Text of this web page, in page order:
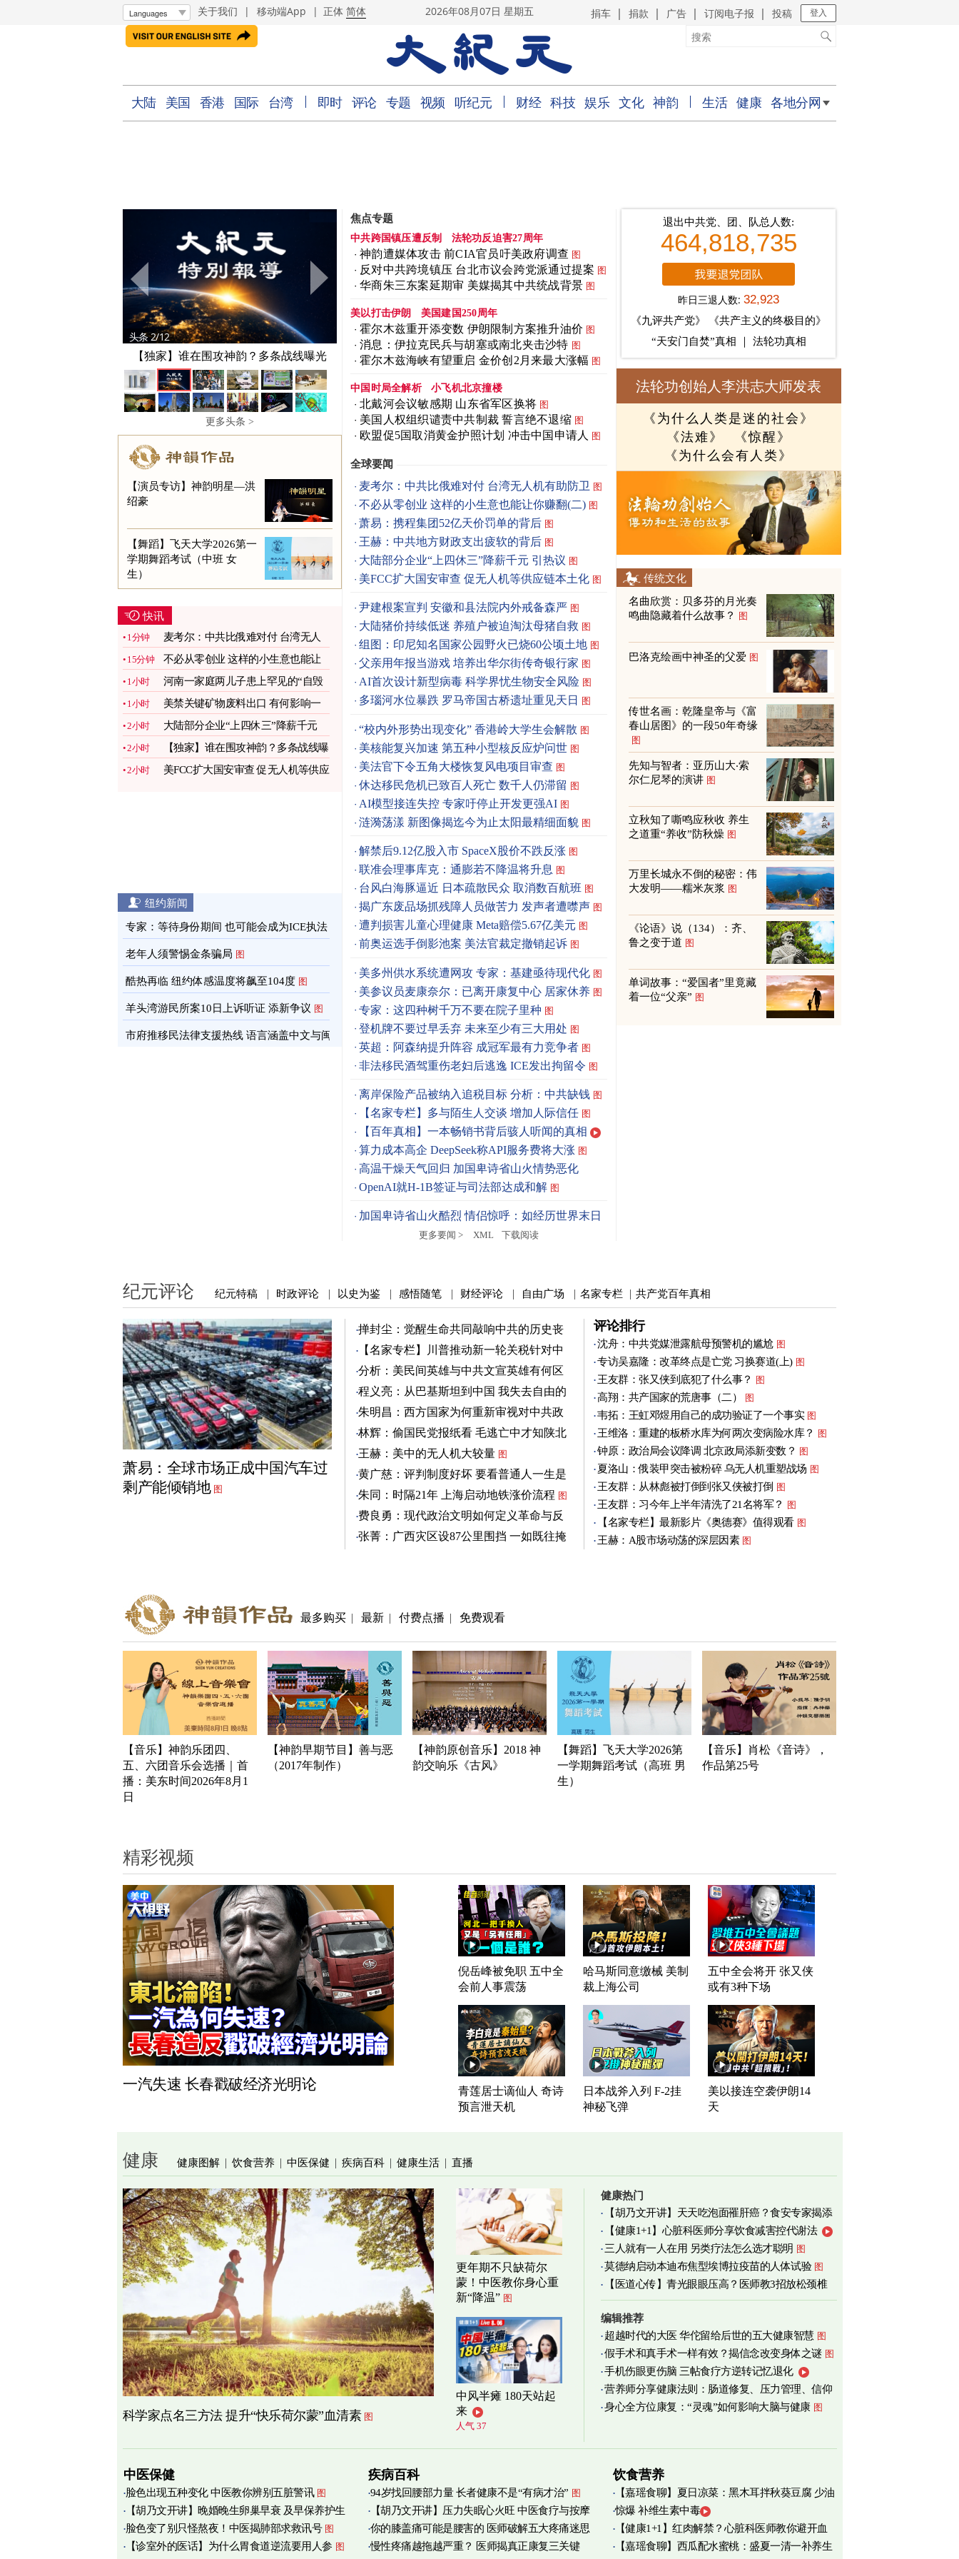
关于我们 | 移动端App | 正体 简体 2026年08月07日 星期五 捐车 捐款 广告 订阅电子报 投稿 登入
大陆 美国 香港 国际 台湾 即时 评论 专题 视频 听纪元 财经 科技 娱乐 文化 神韵 生活 健康 各地分网
头条 2/12
【独家】谁在围攻神韵？多条战线曝光
更多头条 >
【演员专访】神韵明星—洪
绍豪
【舞蹈】飞天大学2026第一
学期舞蹈考试（中班 女
生）
快讯
1分钟
麦考尔：中共比俄难对付 台湾无人
机有助防卫 图
15分钟
不必从零创业 这样的小生意也能让
你赚翻(二) 图
1小时
河南一家庭两儿子患上罕见的“自毁
容貌症” 图
1小时
美禁关键矿物废料出口 有何影响一
文看懂 图
2小时
大陆部分企业“上四休三”降薪千元
引热议 图
2小时
【独家】谁在围攻神韵？多条战线曝
光
2小时
美FCC扩大国安审查 促无人机等供应
纽约新闻
专家：等待身份期间 也可能会成为ICE执法
目标 图
老年人须警惕金条骗局 图
酷热再临 纽约体感温度将飙至104度 图
羊头湾游民所案10日上诉听证 添新争议 图
市府推移民法律支援热线 语言涵盖中文与闽
焦点专题
中共跨国镇压遭反制 法轮功反迫害27周年
神韵遭媒体攻击 前CIA官员吁美政府调查 图
反对中共跨境镇压 台北市议会跨党派通过提案 图
华商朱三东案延期审 美媒揭其中共统战背景 图
美以打击伊朗 美国建国250周年
霍尔木兹重开添变数 伊朗限制方案推升油价 图
消息：伊拉克民兵与胡塞或南北夹击沙特 图
霍尔木兹海峡有望重启 金价创2月来最大涨幅 图
中国时局全解析 小飞机北京撞楼
北戴河会议敏感期 山东省军区换将 图
美国人权组织谴责中共制裁 誓言绝不退缩 图
欧盟促5国取消黄金护照计划 冲击中国申请人 图
全球要闻
麦考尔：中共比俄难对付 台湾无人机有助防卫 图
不必从零创业 这样的小生意也能让你赚翻(二) 图
萧易：携程集团52亿天价罚单的背后 图
王赫：中共地方财政支出疲软的背后 图
大陆部分企业“上四休三”降薪千元 引热议 图
美FCC扩大国安审查 促无人机等供应链本土化 图
尹建根案宣判 安徽和县法院内外戒备森严 图
大陆猪价持续低迷 养殖户被迫淘汰母猪自救 图
组图：印尼知名国家公园野火已烧60公顷土地 图
父亲用年报当游戏 培养出华尔街传奇银行家 图
AI首次设计新型病毒 科学界忧生物安全风险 图
多瑙河水位暴跌 罗马帝国古桥遗址重见天日 图
“校内外形势出现变化” 香港岭大学生会解散 图
美核能复兴加速 第五种小型核反应炉问世 图
美法官下令五角大楼恢复风电项目审查 图
休达移民危机已致百人死亡 数千人仍滞留 图
AI模型接连失控 专家吁停止开发更强AI 图
涟漪荡漾 新图像揭迄今为止太阳最精细面貌 图
解禁后9.12亿股入市 SpaceX股价不跌反涨 图
联准会理事库克：通膨若不降温将升息 图
台风白海豚逼近 日本疏散民众 取消数百航班 图
揭广东废品场抓残障人员做苦力 发声者遭噤声 图
遭判损害儿童心理健康 Meta赔偿5.67亿美元 图
前奥运选手倒影池案 美法官裁定撤销起诉 图
美多州供水系统遭网攻 专家：基建亟待现代化 图
美参议员麦康奈尔：已离开康复中心 居家休养 图
专家：这四种树千万不要在院子里种 图
登机牌不要过早丢弃 未来至少有三大用处 图
英超：阿森纳提升阵容 成冠军最有力竞争者 图
非法移民酒驾重伤老妇后逃逸 ICE发出拘留令 图
离岸保险产品被纳入追税目标 分析：中共缺钱 图
【名家专栏】多与陌生人交谈 增加人际信任 图
【百年真相】一本畅销书背后骇人听闻的真相
算力成本高企 DeepSeek称API服务费将大涨 图
高温干燥天气回归 加国卑诗省山火情势恶化
OpenAI就H-1B签证与司法部达成和解 图
加国卑诗省山火酷烈 情侣惊呼：如经历世界末日
更多要闻 > XML 下载阅读
退出中共党、团、队总人数:
464,818,735
昨日三退人数:32,923
《九评共产党》
《共产主义的终极目的》
“天安门自焚”真相
法轮功真相
法轮功创始人李洪志大师发表
《为什么人类是迷的社会》
《法难》
《惊醒》
《为什么会有人类》
传统文化
名曲欣赏：贝多芬的月光奏
鸣曲隐藏着什么故事？
图
巴洛克绘画中神圣的父爱 图
传世名画：乾隆皇帝与《富
春山居图》的一段50年奇缘
图
先知与智者：亚历山大‧索
尔仁尼琴的演讲 图
立秋知了嘶鸣应秋收 养生
之道重“养收”防秋燥 图
万里长城永不倒的秘密：伟
大发明——糯米灰浆 图
《论语》说（134）：齐、
鲁之变于道 图
单词故事：“爱国者”里竟藏
着一位“父亲” 图
纪元评论 纪元特稿 | 时政评论 | 以史为鉴 | 感悟随笔 | 财经评论 | 自由广场 | 名家专栏 | 共产党百年真相
萧易：全球市场正成中国汽车过
剩产能倾销地 图
掸封尘：觉醒生命共同敲响中共的历史丧
钟 图
【名家专栏】川普推动新一轮关税针对中
共 图
分析：美民间英雄与中共文宣英雄有何区
别 图
程义亮：从巴基斯坦到中国 我失去自由的
两年
朱明昌：西方国家为何重新审视对中共政
策？
图
林辉：偷国民党报纸看 毛逃亡中才知陕北
有刘志丹 图
王赫：美中的无人机大较量 图
黄广慈：评判制度好坏 要看普通人一生是
否安稳
图
朱同：时隔21年 上海启动地铁涨价流程 图
费良勇：现代政治文明如何定义革命与反
革命
图
张菁：广西灾区设87公里围挡 一如既往掩
评论排行
沈舟：中共党媒泄露航母预警机的尴尬 图
专访吴嘉隆：改革终点是亡党 习换赛道(上) 图
王友群：张又侠到底犯了什么事？ 图
高翔：共产国家的荒唐事（二） 图
韦拓：王虹邓煜用自己的成功验证了一个事实 图
王维洛：重建的板桥水库为何两次变病险水库？ 图
钟原：政治局会议降调 北京政局添新变数？ 图
夏洛山：俄装甲突击被粉碎 乌无人机重塑战场 图
王友群：从林彪被打倒到张又侠被打倒 图
王友群：习今年上半年清洗了21名将军？ 图
【名家专栏】最新影片《奥德赛》值得观看 图
王赫：A股市场动荡的深层因素 图
最多购买 | 最新 | 付费点播 | 免费观看
【音乐】神韵乐团四、
五、六团音乐会选播｜首
播：美东时间2026年8月1
日
【神韵早期节目】善与恶
（2017年制作）
【神韵原创音乐】2018 神
韵交响乐《古风》
【舞蹈】飞天大学2026第
一学期舞蹈考试（高班 男
生）
【音乐】肖松《音诗》，
作品第25号
精彩视频
一汽失速 长春戳破经济光明论
倪岳峰被免职 五中全
会前人事震荡
哈马斯同意缴械 美制
裁上海公司
五中全会将开 张又侠
或有3种下场
青莲居士谪仙人 奇诗
预言泄天机
日本战斧入列 F-2挂
神秘飞弹
美以接连空袭伊朗14
天
健康 健康图解 | 饮食营养 | 中医保健 | 疾病百科 | 健康生活 | 直播
科学家点名三方法 提升“快乐荷尔蒙”血清素 图
更年期不只缺荷尔
蒙！中医教你身心重
新“降温” 图
中风半瘫 180天站起
来
人气 37
健康热门
【胡乃文开讲】天天吃泡面罹肝癌？食安专家揭添
加物真相
【健康1+1】心脏科医师分享饮食减害控代谢法
三人就有一人在用 另类疗法怎么选才聪明 图
莫德纳启动本迪布焦型埃博拉疫苗的人体试验 图
【医道心传】青光眼眼压高？医师教3招放松颈椎
图
编辑推荐
超越时代的大医 华佗留给后世的五大健康智慧 图
假手术和真手术一样有效？揭信念改变身体之谜 图
手机伤眼更伤脑 三帖食疗方逆转记忆退化
营养师分享健康法则：肠道修复、压力管理、信仰
实践 图
身心全方位康复：“灵魂”如何影响大脑与健康 图
中医保健
脸色出现五种变化 中医教你辨别五脏警讯 图
【胡乃文开讲】晚婚晚生卵巢早衰 及早保养护生
育
脸色变了别只怪熬夜！中医揭肺部求救讯号 图
【诊室外的医话】为什么胃食道逆流要用人参 图
疾病百科
94岁找回腰部力量 长者健康不是“有病才治” 图
【胡乃文开讲】压力失眠心火旺 中医食疗与按摩
自救
你的膝盖痛可能是腰害的 医师破解五大疼痛迷思
图
慢性疼痛越拖越严重？ 医师揭真正康复三关键
饮食营养
【嘉瑶食聊】夏日凉菜：黑木耳拌秋葵豆腐 少油
烟清爽养心 图
惊爆 补维生素中毒
【健康1+1】红肉解禁？心脏科医师教你避开血
管伤害
【嘉瑶食聊】西瓜配水蜜桃：盛夏一清一补养生